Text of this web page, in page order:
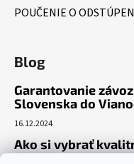
POUČENIE O
Blog
Garantovanie
Slovenska do
16.12.2024
Ako si vybrať
už nepustí?